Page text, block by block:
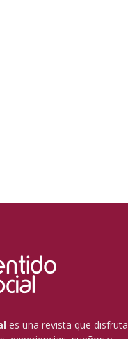
es una revista que disfruta